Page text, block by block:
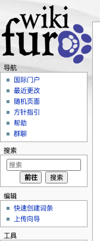
导航
国际门户
最近更改
随机页面
方针指引
帮助
群聊
搜索
编辑
快速创建词条
上传向导
工具